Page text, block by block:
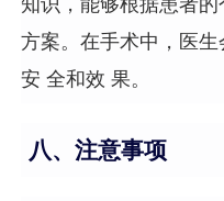
方案。在手术中，医
安 全和效 果。
八、注意事项